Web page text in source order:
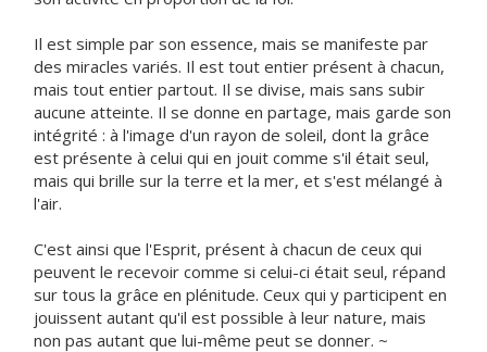
Il est simple par son essence, mais se manifeste par
des miracles variés. Il est tout entier présent à chacun,
mais tout entier partout. Il se divise, mais sans subir
aucune atteinte. Il se donne en partage, mais garde son
intégrité : à l'image d'un rayon de soleil, dont la grâce
est présente à celui qui en jouit comme s'il était seul,
mais qui brille sur la terre et la mer, et s'est mélangé à
l'air.
C'est ainsi que l'Esprit, présent à chacun de ceux qui
peuvent le recevoir comme si celui-ci était seul, répand
sur tous la grâce en plénitude. Ceux qui y participent en
jouissent autant qu'il est possible à leur nature, mais
non pas autant que lui-même peut se donner. ~